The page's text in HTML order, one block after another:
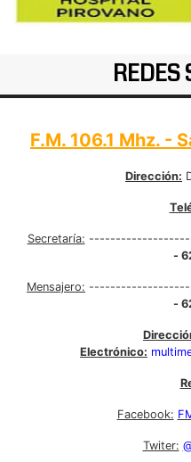
REDES
F.M. 106.1 Mhz. -
Dirección:
Secretaría:
-
Mensajero:
-
Electrónico:
Facebook:
Twiter: